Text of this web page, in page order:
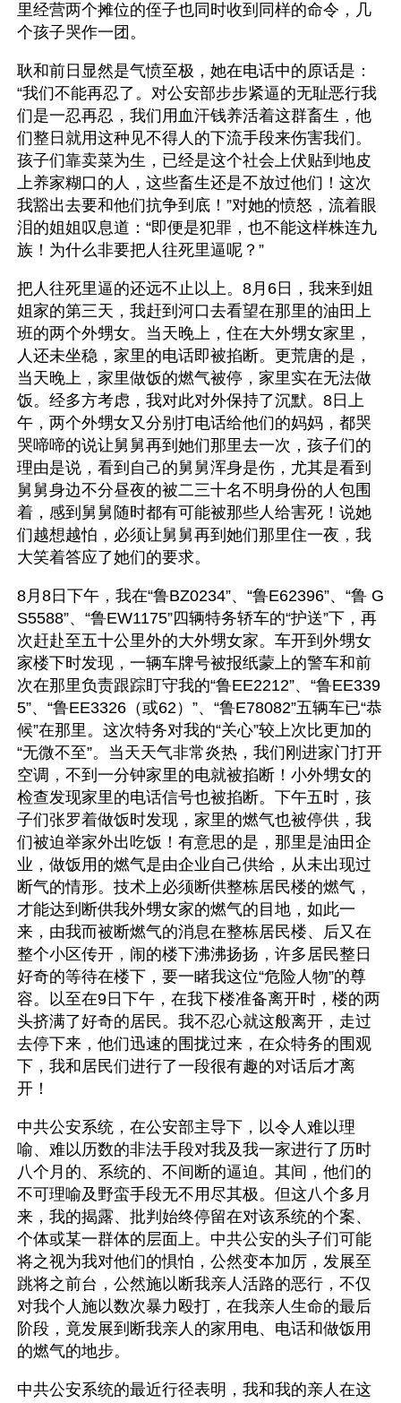
里经营两个摊位的侄子也同时收到同样的命令，几
个孩子哭作一团。
耿和前日显然是气愤至极，她在电话中的原话是：
“我们不能再忍了。对公安部步步紧逼的无耻恶行我
们是一忍再忍，我们用血汗钱养活着这群畜生，他
们整日就用这种见不得人的下流手段来伤害我们。
孩子们靠卖菜为生，已经是这个社会上伏贴到地皮
上养家糊口的人，这些畜生还是不放过他们！这次
我豁出去要和他们抗争到底！”对她的愤怒，流着眼
泪的姐姐叹息道：“即便是犯罪，也不能这样株连九
族！为什么非要把人往死里逼呢？”
把人往死里逼的还远不止以上。8月6日，我来到姐
姐家的第三天，我赶到河口去看望在那里的油田上
班的两个外甥女。当天晚上，住在大外甥女家里，
人还未坐稳，家里的电话即被掐断。更荒唐的是，
当天晚上，家里做饭的燃气被停，家里实在无法做
饭。经多方考虑，我对此对外保持了沉默。8日上
午，两个外甥女又分别打电话给他们的妈妈，都哭
哭啼啼的说让舅舅再到她们那里去一次，孩子们的
理由是说，看到自己的舅舅浑身是伤，尤其是看到
舅舅身边不分昼夜的被二三十名不明身份的人包围
着，感到舅舅随时都有可能被那些人给害死！说她
们越想越怕，必须让舅舅再到她们那里住一夜，我
大笑着答应了她们的要求。
8月8日下午，我在“鲁BZ0234”、“鲁E62396”、“鲁 G
S5588”、“鲁EW1175”四辆特务轿车的“护送”下，再
次赶赴至五十公里外的大外甥女家。车开到外甥女
家楼下时发现，一辆车牌号被报纸蒙上的警车和前
次在那里负责跟踪盯守我的“鲁EE2212”、“鲁EE339
5”、“鲁EE3326（或62）”、“鲁E78082”五辆车已“恭
候”在那里。这次特务对我的“关心”较上次比更加的
“无微不至”。当天天气非常炎热，我们刚进家门打开
空调，不到一分钟家里的电就被掐断！小外甥女的
检查发现家里的电话信号也被掐断。下午五时，孩
子们张罗着做饭时发现，家里的燃气也被停供，我
们被迫举家外出吃饭！有意思的是，那里是油田企
业，做饭用的燃气是由企业自己供给，从未出现过
断气的情形。技术上必须断供整栋居民楼的燃气，
才能达到断供我外甥女家的燃气的目地，如此一
来，由我而被断燃气的消息在整栋居民楼、后又在
整个小区传开，闹的楼下沸沸扬扬，许多居民整日
好奇的等待在楼下，要一睹我这位“危险人物”的尊
容。以至在9日下午，在我下楼准备离开时，楼的两
头挤满了好奇的居民。我不忍心就这般离开，走过
去停下来，他们迅速的围拢过来，在众特务的围观
下，我和居民们进行了一段很有趣的对话后才离
开！
中共公安系统，在公安部主导下，以令人难以理
喻、难以历数的非法手段对我及我一家进行了历时
八个月的、系统的、不间断的逼迫。其间，他们的
不可理喻及野蛮手段无不用尽其极。但这八个多月
来，我的揭露、批判始终停留在对该系统的个案、
个体或某一群体的层面上。中共公安的头子们可能
将之视为我对他们的惧怕，公然变本加厉，发展至
跳将之前台，公然施以断我亲人活路的恶行，不仅
对我个人施以数次暴力殴打，在我亲人生命的最后
阶段，竟发展到断我亲人的家用电、电话和做饭用
的燃气的地步。
中共公安系统的最近行径表明，我和我的亲人在这